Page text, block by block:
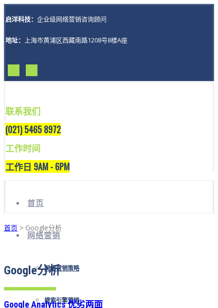
启洋科技： 企业级网络营销咨询顾问
地址： 上海市黄浦区西藏南路1208号8楼A座
联系我们
(021) 5465 8972
工作时间
工作日 9AM - 6PM
首页
网络营销
网络营销策略
搜索引擎营销
首页 > Google分析
Google分析
Google Analytics 优劣两面